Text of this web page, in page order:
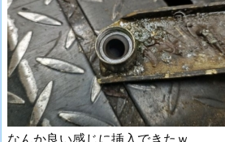
なんか良い感じに挿入できたｗ